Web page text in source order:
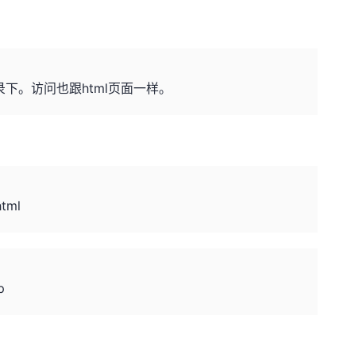
。访问也跟html页面一样。